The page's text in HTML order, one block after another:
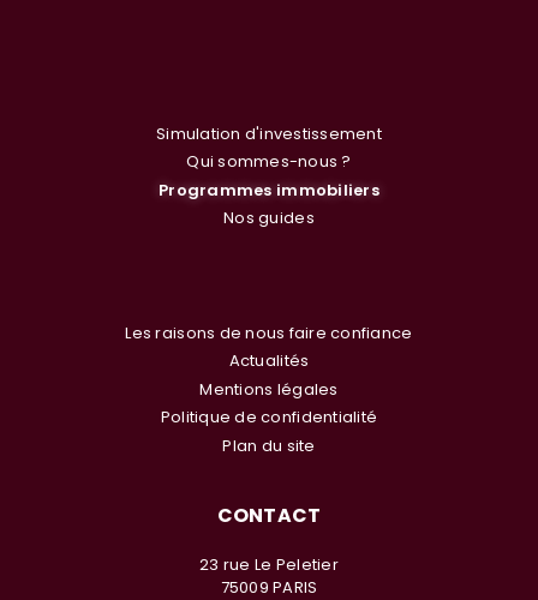
Simulation d'investissement
Qui sommes-nous ?
Programmes immobiliers
Nos guides
Les raisons de nous faire confiance
Actualités
Mentions légales
Politique de confidentialité
Plan du site
CONTACT
23 rue Le Peletier
75009 PARIS